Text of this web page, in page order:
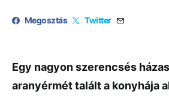
Megosztás Twitter
Egy nagyon szerencsés
aranyérmét talált a konyhája